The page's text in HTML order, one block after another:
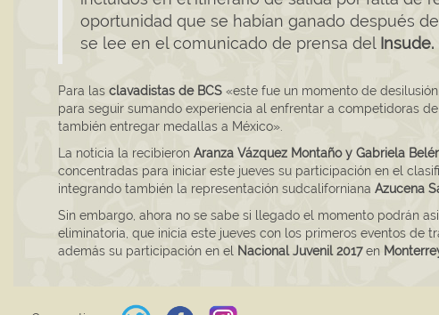
oportunidad que se habían ganado después
se lee en el comunicado de prensa del Insude.
Para las clavadistas de BCS «este fue un momento de
para seguir sumando experiencia al enfrentar a competidoras
también entregar medallas a México».
La noticia la recibieron Aranza Vázquez Montaño y Gabriela
concentradas para iniciar este jueves su participación en el
integrando también la representación sudcaliforniana Azucena
Sin embargo, ahora no se sabe si llegado el momento podrán
eliminatoria, que inicia este jueves con los primeros eventos de
además su participación en el Nacional Juvenil 2017en